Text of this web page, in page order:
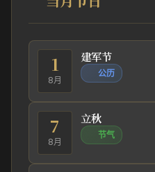
1
8月
建军节
公历
7
8月
立秋
节气